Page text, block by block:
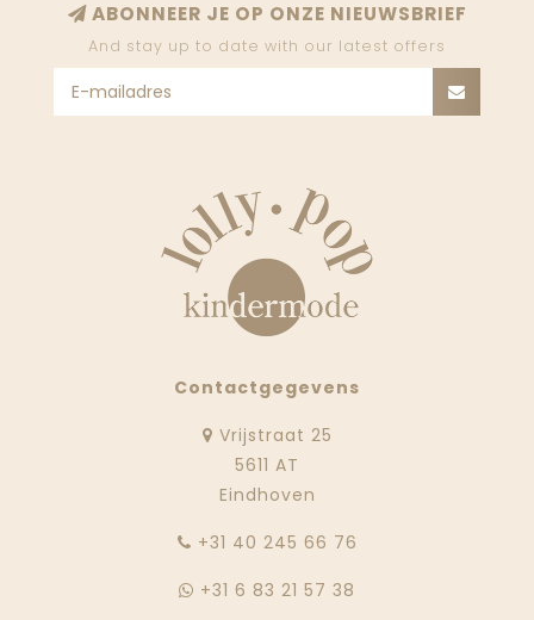
ABONNEER JE OP ONZE NIEUWSBRIEF
And stay up to date with our latest offers
Contactgegevens
Vrijstraat 25
5611 AT
Eindhoven
‭+31 40 245 66 76
+31 6 83 21 57 38